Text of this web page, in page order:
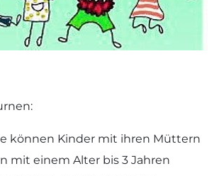
können Kinder mit ihren Müttern
mit einem Alter bis 3 Jahren